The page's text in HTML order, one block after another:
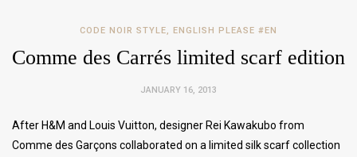
CODE NOIR STYLE ENGLISH PLEASE #EN
Comme des Carrés limited scarf edition
JANUARY 16, 2013
After H&M and Louis Vuitton, designer Rei Kawakubo from
Comme des Garçons collaborated on a limited silk scarf collection